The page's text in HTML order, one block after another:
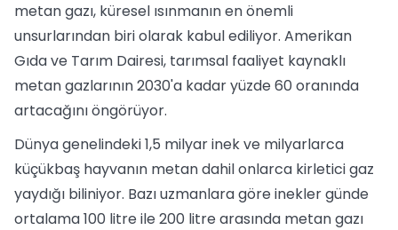
metan gazı, küresel ısınmanın en önemli
unsurlarından biri olarak kabul ediliyor. Amerikan
Gıda ve Tarım Dairesi, tarımsal faaliyet kaynaklı
metan gazlarının 2030'a kadar yüzde 60 oranında
artacağını öngörüyor.
Dünya genelindeki 1,5 milyar inek ve milyarlarca
küçükbaş hayvanın metan dahil onlarca kirletici gaz
yaydığı biliniyor. Bazı uzmanlara göre inekler günde
ortalama 100 litre ile 200 litre arasında metan gazı